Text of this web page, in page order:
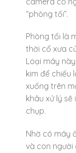
“phòng tối”.
Phòng tối là
thời cổ xưa
Loại máy
kim để chiếu
xuống trên
khâu xử lý
chụp.
Nhờ có máy
và con người